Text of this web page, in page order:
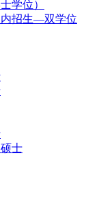
学位）
内招生—双学位
士